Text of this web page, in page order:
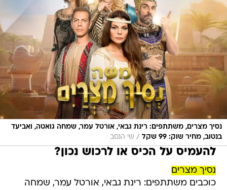
נסיך מצרים, משתתפים: רינת גבאי, אורטל עמר, שמחה גואטה, ואביעד
בנטוב, מחיר שוק: 99 שקל
/ שי הנסב
להעמיס על הכיס או לרכוש נכון?
נסיך מצרים
כוכבים משתתפים: רינת גבאי, אורטל עמר, שמחה